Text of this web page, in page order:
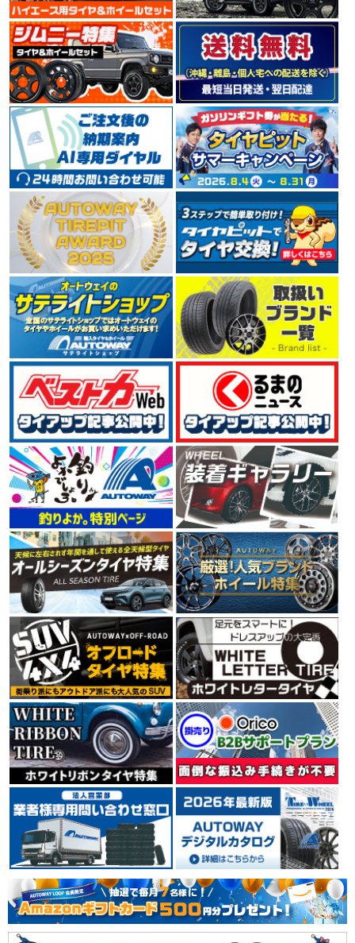
TOYOタイヤの海外輸出向けブランドNITTO（ニット
ー）。 米国でコアなファンに支持を受けており、デザイ
ン性、革新性をコンセプトとした、ラグジュアリースポ
ーツカーやSUV向けの大口径タイヤが充実しています。
総合評価：150件 4.55
DUNLOP
ダンロップ
世界的大手タイヤメーカーDUNLOP（ダンロップ）。 1
909年に日本でゴム製品の製造を開始し、1913年には日
本初となる自動車用タイヤを製造しました。 ハイドロプ
レーニング現象の解明や新技術の開発など、 常に利用者
へ安全を提供するために惜しみない努力を傾注していま
す。
総合評価：135件 4.49
BRIDGESTONE
ブリヂストン
世界でもトップクラスのタイヤメーカーBRIDGESTONE
（ブリヂストン）。 「世界最高の品質で社会に貢献」を
不変の使命として掲げ、 1930年の第一号タイヤ誕生か
ら2005年には数あるタイヤメーカーの中から、世界トッ
プシェアとなりました。 今もなお業界最大手として技術
革新に余念がありません。
総合評価：124件 4.53
GOODYEAR
グッドイヤー
世界三大タイヤメーカーの一社GOODYEAR（グッドイヤ
ー）。 1898年に米国で創業して以来、120年以上にわた
ってタイヤを製造しています。 ユーザーニーズを満たす
高品質な製品の生産、環境や人々の未来を考えた技術
で、 今もなお、進化を続けるタイヤメーカーです。
総合評価：111件 4.66
特設ページは
こちら!
CONTINENTAL
コンチネンタル
コンチネンタルタイヤは、1世紀以上にわたりヨーロッ
パの走りを支え、クルマの進化と共に信頼の歴史を重ね
てきたタイヤメーカーです。最高水準の性能を保証する
ために、多くの自動車メーカーの厳しいテストに合格し
ています。さらに、最新のタイヤメーカー世界販売シェ
アランキング第4位の実績をもっています。
総合評価：6件 4.58
PIRELLI
ピレリ
イタリア ミラノに本社を置くタイヤメーカーPIRELLI
（ピレリ）。 世界タイヤメーカー別シェアランキングで
は、上位の実績を誇っています。 輸入車、特に欧州車の
純正タイヤに多く採用され、その装着車種は、スーパー
カーからコンパクトカーまで幅広く、 自動車メーカーか
らの信頼も厚いタイヤメーカーです。
総合評価：40件 4.45
YOKOHAMA
ヨコハマ
日本を代表するタイヤメーカーのひとつYOKOHAMA
（ヨコハマ）。 1917年の創業以来、タイヤをはじめ、
工業用品、スポーツ用品等、数々の製品を世に送り出し
てきました。 1954年には、日本初のチューブレスタイ
ヤを生産。 常に技術の先端に挑戦し、新しい価値を創り
出しながら成長し続けています。